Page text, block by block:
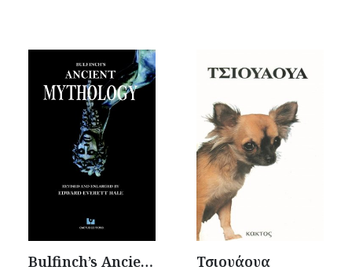
Bulfinch’s Ancient Mythology Τσιουάουα